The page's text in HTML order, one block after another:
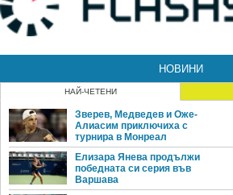
НОВИНИ
НАЙ-ЧЕТЕНИ
Зверев, Медведев и Оже-
Алиасим приключиха с
турнира в Монреал
Елизара Янева продължи
победната си серия във
Варшава